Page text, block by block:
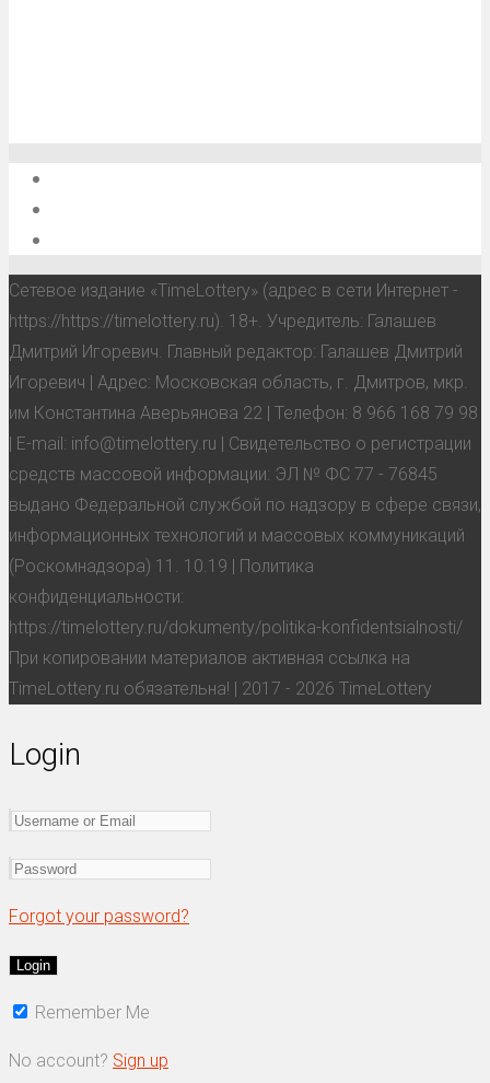
Сетевое издание «TimeLottery» (адрес в сети Интернет -
https://https://timelottery.ru). 18+. Учредитель: Галашев
Дмитрий Игоревич. Главный редактор: Галашев Дмитрий
Игоревич | Адрес: Московская область, г. Дмитров, мкр.
им Константина Аверьянова 22 | Телефон: 8 966 168 79 98
| E-mail: info@timelottery.ru | Свидетельство о регистрации
средств массовой информации: ЭЛ № ФС 77 - 76845
выдано Федеральной службой по надзору в сфере связи,
информационных технологий и массовых коммуникаций
(Роскомнадзора) 11. 10.19 | Политика
конфиденциальности:
https://timelottery.ru/dokumenty/politika-konfidentsialnosti/
При копировании материалов активная ссылка на
TimeLottery.ru обязательна! | 2017 - 2026 TimeLottery
Login
Forgot your password?
Remember Me
No account? Sign up